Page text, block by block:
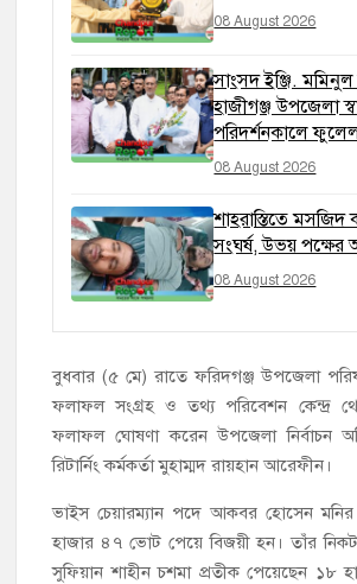
08 August 2026
সাংসদ ইঞ্জি.
হাজীগঞ্জ উপজেলা
পরিদর্শনকালে ফুলেল
08 August 2026
শাহরাস্তিতে মসজিদ
সংঘর্ষ, উভয়
08 August 2026
বুধবার (৫ মে) রাতে ফরিদগঞ্জ উপজেলা
ফলাফল সংগ্রহ ও তথ্য পরিবেশন কেন্দ্র
ফলাফল ঘোষণা করেন উপজেলা নির্বাচন
রিটার্নিং কর্মকর্তা মুহাম্মদ রায়হান আরেফীন।
ভাইস চেয়ারম্যান পদে আকবর হোসেন
হাজার ৪৭ ভোট পেয়ে বিজয়ী হন। তাঁর নিকট
সুফিয়ান শাহীন চশমা প্রতীক পেয়েছেন ১৮